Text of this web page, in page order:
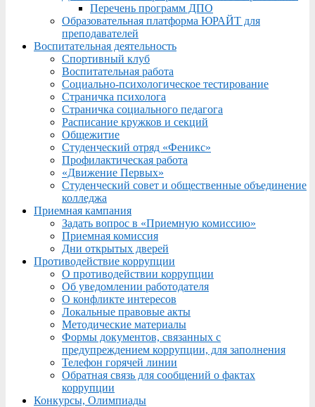
Перечень программ ДПО
Образовательная платформа ЮРАЙТ для
преподавателей
Воспитательная деятельность
Спортивный клуб
Воспитательная работа
Социально-психологическое тестирование
Страничка психолога
Страничка социального педагога
Расписание кружков и секций
Общежитие
Студенческий отряд «Феникс»
Профилактическая работа
«Движение Первых»
Студенческий совет и общественные объединение
колледжа
Приемная кампания
Задать вопрос в «Приемную комиссию»
Приемная комиссия
Дни открытых дверей
Противодействие коррупции
О противодействии коррупции
Об уведомлении работодателя
О конфликте интересов
Локальные правовые акты
Методические материалы
Формы документов, связанных с
предупреждением коррупции, для заполнения
Телефон горячей линии
Обратная связь для сообщений о фактах
коррупции
Конкурсы, Олимпиады